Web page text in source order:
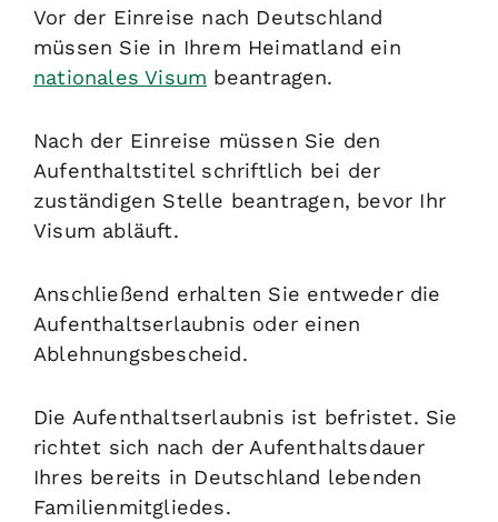
Vor der Einreise nach Deutschland
müssen Sie in Ihrem Heimatland ein
nationales Visum beantragen.
Nach der Einreise müssen Sie den
Aufenthaltstitel schriftlich bei der
zuständigen Stelle beantragen, bevor Ihr
Visum abläuft.
Anschließend erhalten Sie entweder die
Aufenthaltserlaubnis oder einen
Ablehnungsbescheid.
Die Aufenthaltserlaubnis ist befristet. Sie
richtet sich nach der Aufenthaltsdauer
Ihres bereits in Deutschland lebenden
Familienmitgliedes.